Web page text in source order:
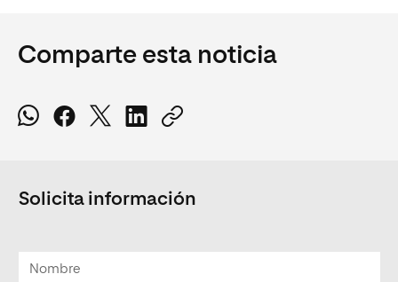
Comparte esta noticia
Solicita información